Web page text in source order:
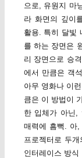
으로, 유원지 마
라 화면의 깊이
활용. 특히 달빛
를 하는 장면은
리 장면으로 승
에서 만큼은 객
아무 영화나 이
큼은 이 방법이
한 입체가 아닌,
매력에 흠뻑. 아
프로젝터로 두
인터레이스 방